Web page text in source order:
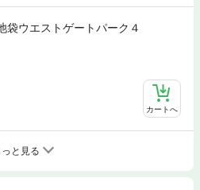
ウエストゲートパーク４
カートへ
っと見る